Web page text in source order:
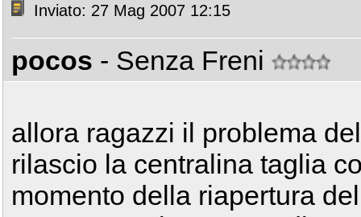
Inviato: 27 Mag 2007 12:15
pocos - Senza Freni
allora ragazzi il problema
rilascio la centralina taglia
momento della riapertura